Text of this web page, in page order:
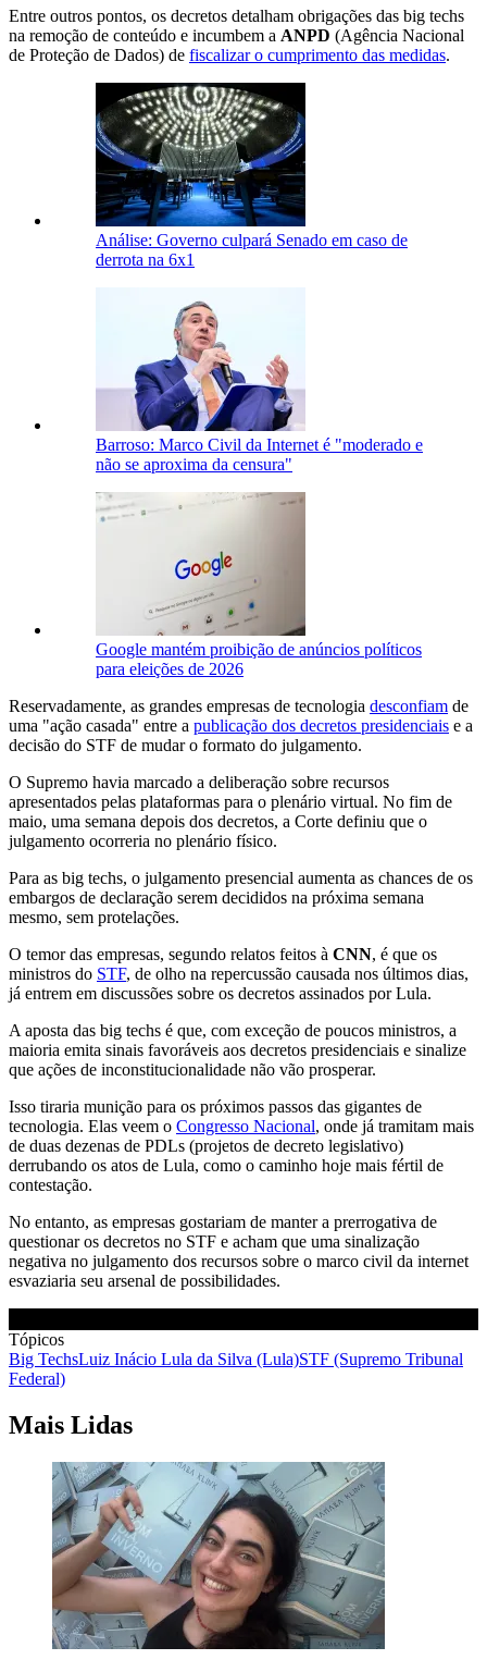
Entre outros pontos, os decretos detalham obrigações das big techs
na remoção de conteúdo e incumbem a ANPD (Agência Nacional
de Proteção de Dados) de fiscalizar o cumprimento das medidas.
Análise: Governo culpará Senado em caso de
derrota na 6x1
Barroso: Marco Civil da Internet é "moderado e
não se aproxima da censura"
Google mantém proibição de anúncios políticos
para eleições de 2026
Reservadamente, as grandes empresas de tecnologia desconfiam de
uma "ação casada" entre a publicação dos decretos presidenciais e a
decisão do STF de mudar o formato do julgamento.
O Supremo havia marcado a deliberação sobre recursos
apresentados pelas plataformas para o plenário virtual. No fim de
maio, uma semana depois dos decretos, a Corte definiu que o
julgamento ocorreria no plenário físico.
Para as big techs, o julgamento presencial aumenta as chances de os
embargos de declaração serem decididos na próxima semana
mesmo, sem protelações.
O temor das empresas, segundo relatos feitos à CNN, é que os
ministros do STF, de olho na repercussão causada nos últimos dias,
já entrem em discussões sobre os decretos assinados por Lula.
A aposta das big techs é que, com exceção de poucos ministros, a
maioria emita sinais favoráveis aos decretos presidenciais e sinalize
que ações de inconstitucionalidade não vão prosperar.
Isso tiraria munição para os próximos passos das gigantes de
tecnologia. Elas veem o Congresso Nacional, onde já tramitam mais
de duas dezenas de PDLs (projetos de decreto legislativo)
derrubando os atos de Lula, como o caminho hoje mais fértil de
contestação.
No entanto, as empresas gostariam de manter a prerrogativa de
questionar os decretos no STF e acham que uma sinalização
negativa no julgamento dos recursos sobre o marco civil da internet
esvaziaria seu arsenal de possibilidades.
Tópicos
Big TechsLuiz Inácio Lula da Silva (Lula)STF (Supremo Tribunal
Federal)
Mais Lidas